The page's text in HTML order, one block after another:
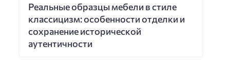
Реальные образцы мебели в стиле
классицизм: особенности отделки и
сохранение исторической
аутентичности